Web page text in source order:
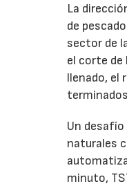
La
de
sector de
el corte de
llenado, el
Un
naturales
minuto,